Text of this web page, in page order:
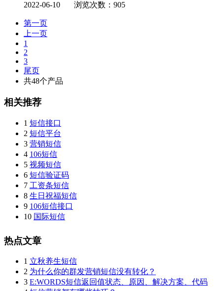
2022-06-10 浏览次数：905
第一页
上一页
1
2
3
尾页
共48个产品
相关推荐
1 短信接口
2 短信平台
3 营销短信
4 106短信
5 视频短信
6 短信验证码
7 工资条短信
8 生日祝福短信
9 106短信接口
10 国际短信
热点文章
1 立秋养生短信
2 为什么你的群发营销短信没有转化？
3 E:WORDS短信返回值状态、原因、解决方案、代码